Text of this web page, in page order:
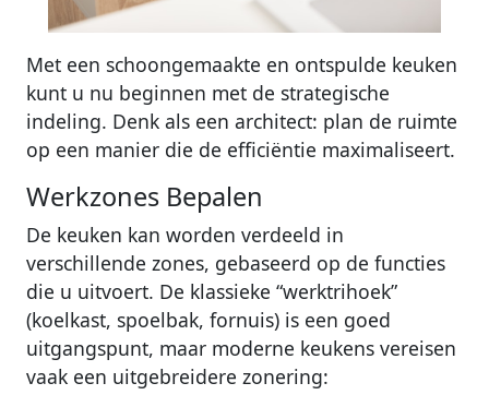
Met een schoongemaakte en ontspulde keuken
kunt u nu beginnen met de strategische
indeling. Denk als een architect: plan de ruimte
op een manier die de efficiëntie maximaliseert.
Werkzones Bepalen
De keuken kan worden verdeeld in
verschillende zones, gebaseerd op de functies
die u uitvoert. De klassieke “werktrihoek”
(koelkast, spoelbak, fornuis) is een goed
uitgangspunt, maar moderne keukens vereisen
vaak een uitgebreidere zonering: